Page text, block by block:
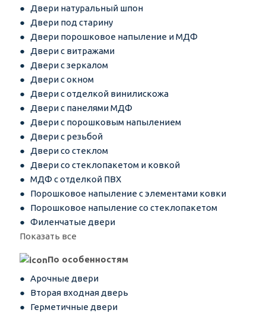
Двери натуральный шпон
Двери под старину
Двери порошковое напыление и МДФ
Двери с витражами
Двери с зеркалом
Двери с окном
Двери с отделкой винилискожа
Двери с панелями МДФ
Двери с порошковым напылением
Двери с резьбой
Двери со стеклом
Двери со стеклопакетом и ковкой
МДФ с отделкой ПВХ
Порошковое напыление с элементами ковки
Порошковое напыление со стеклопакетом
Филенчатые двери
Показать все
По особенностям
Арочные двери
Вторая входная дверь
Герметичные двери